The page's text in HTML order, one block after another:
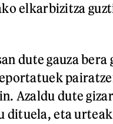
elkarbizitza
dute gauza bera
Azaldu dute
dituela, eta